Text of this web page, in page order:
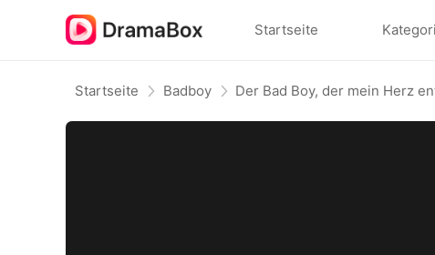
Startseite
Startseite Badboy Der Bad Boy, der mein Herz